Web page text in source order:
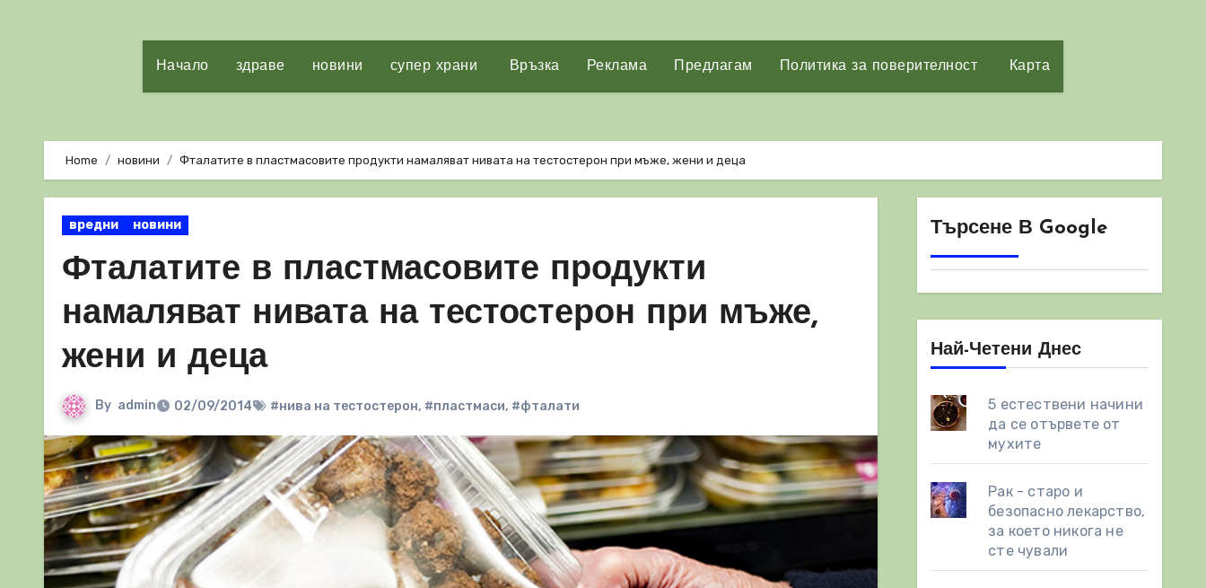
Начало здраве новини супер храни Връзка Реклама Предлагам Политика за поверителност Карта
Home новини Фталатите в пластмасовите продукти намаляват нивата на тестостерон при мъже, жени и деца
вредни новини
Фталатите в пластмасовите продукти
намаляват нивата на тестостерон при мъже,
жени и деца
By admin 02/09/2014 #нива на тестостерон, #пластмаси, #фталати
Търсене В Google
Най-Четени Днес
5 естествени начини
да се отървете от
мухите
Рак - старо и
безопасно лекарство,
за което никога не
сте чували